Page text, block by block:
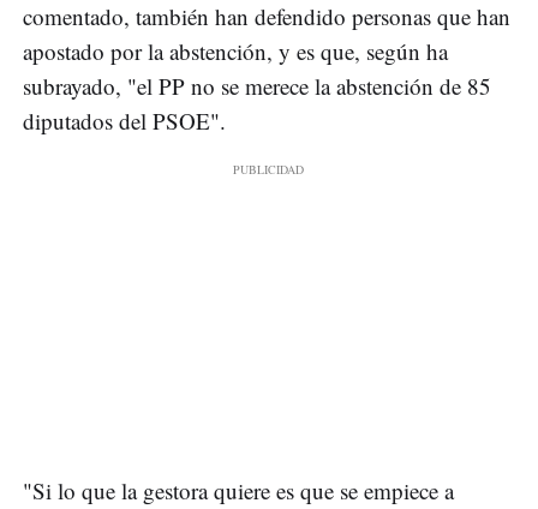
comentado, también han defendido personas que han
apostado por la abstención, y es que, según ha
subrayado, "el PP no se merece la abstención de 85
diputados del PSOE".
"Si lo que la gestora quiere es que se empiece a